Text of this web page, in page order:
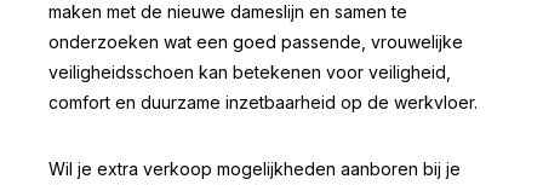
maken met de nieuwe dameslijn en samen te
onderzoeken wat een goed passende, vrouwelijke
veiligheidsschoen kan betekenen voor veiligheid,
comfort en duurzame inzetbaarheid op de werkvloer.
Wil je extra verkoop mogelijkheden aanboren bij je